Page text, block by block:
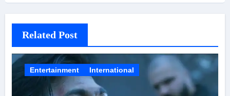
Related Post
Entertainment International